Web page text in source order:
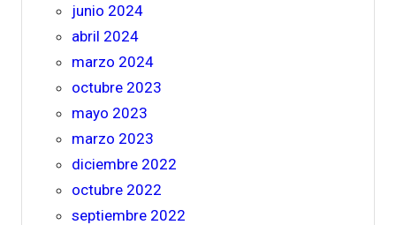
junio 2024
abril 2024
marzo 2024
octubre 2023
mayo 2023
marzo 2023
diciembre 2022
octubre 2022
septiembre 2022